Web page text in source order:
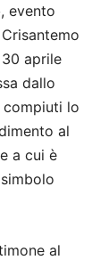
, evento
aprile
dallo
compiuti lo
al
a cui è
al